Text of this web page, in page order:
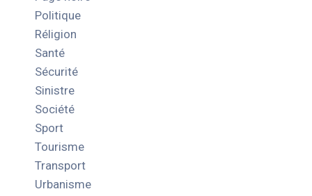
Politique
Réligion
Santé
Sécurité
Sinistre
Société
Sport
Tourisme
Transport
Urbanisme